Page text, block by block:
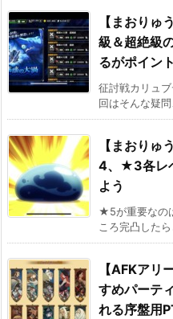
【まおりゅ
級＆超絶級
るがポイント
征討戦カリュ
回はそんな疑
【まおり
4、★3各レ
よう
★5が重要なの
ころ完凸した
【AFKアリ
すめパーテ
れる序盤用